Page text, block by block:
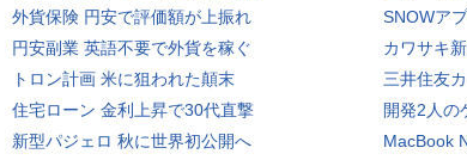
外貨保険 円安で評価額が上振れ
円安副業 英語不要で外貨を稼ぐ
トロン計画 米に狙われた顛末
住宅ローン 金利上昇で30代直撃
新型パジェロ 秋に世界初公開へ
SNOWア
カワサキ
三井住友
開発2人の
MacBook